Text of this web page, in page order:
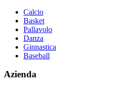
Calcio
Basket
Pallavolo
Danza
Ginnastica
Baseball
Azienda